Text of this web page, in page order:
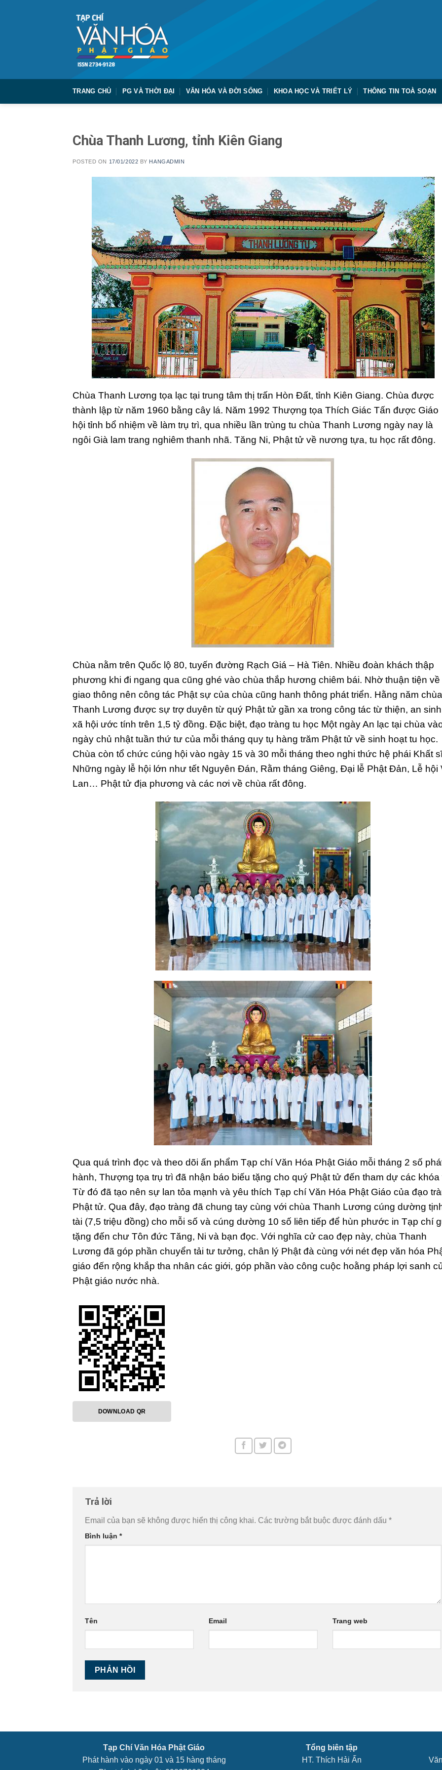
TRANG CHỦ PG VÀ THỜI ĐẠI VĂN HÓA VÀ ĐỜI SỐNG KHOA HỌC VÀ TRIẾT LÝ THÔNG TIN TOÀ SOẠN
Chùa Thanh Lương, tỉnh Kiên Giang
POSTED ON 17/01/2022 BY HANGADMIN
Chùa Thanh Lương tọa lạc tại trung tâm thị trấn Hòn Đất, tỉnh Kiên Giang. Chùa được
thành lập từ năm 1960 bằng cây lá. Năm 1992 Thượng tọa Thích Giác Tấn được Giáo
hội tỉnh bổ nhiệm về làm trụ trì, qua nhiều lần trùng tu chùa Thanh Lương ngày nay là
ngôi Già lam trang nghiêm thanh nhã. Tăng Ni, Phật tử về nương tựa, tu học rất đông.
Chùa nằm trên Quốc lộ 80, tuyến đường Rạch Giá – Hà Tiên. Nhiều đoàn khách thập
phương khi đi ngang qua cũng ghé vào chùa thắp hương chiêm bái. Nhờ thuận tiện về
giao thông nên công tác Phật sự của chùa cũng hanh thông phát triển. Hằng năm chùa
Thanh Lương được sự trợ duyên từ quý Phật tử gần xa trong công tác từ thiện, an sinh
xã hội ước tính trên 1,5 tỷ đồng. Đặc biệt, đạo tràng tu học Một ngày An lạc tại chùa
ngày chủ nhật tuần thứ tư của mỗi tháng quy tụ hàng trăm Phật tử về sinh hoạt tu học.
Chùa còn tổ chức cúng hội vào ngày 15 và 30 mỗi tháng theo nghi thức hệ phái Khất
Những ngày lễ hội lớn như tết Nguyên Đán, Rằm tháng Giêng, Đại lễ Phật Đản, Lễ hội
Lan… Phật tử địa phương và các nơi về chùa rất đông.
Qua quá trình đọc và theo dõi ấn phẩm Tạp chí Văn Hóa Phật Giáo mỗi tháng 2 số
hành, Thượng tọa trụ trì đã nhận báo biếu tặng cho quý Phật tử đến tham dự các khóa
Từ đó đã tạo nên sự lan tỏa mạnh và yêu thích Tạp chí Văn Hóa Phật Giáo của đạo
Phật tử. Qua đây, đạo tràng đã chung tay cùng với chùa Thanh Lương cúng dường
tài (7,5 triệu đồng) cho mỗi số và cúng dường 10 số liên tiếp để hùn phước in Tạp chí
tặng đến chư Tôn đức Tăng, Ni và bạn đọc. Với nghĩa cử cao đẹp này, chùa Thanh
Lương đã góp phần chuyển tải tư tưởng, chân lý Phật đà cùng với nét đẹp văn hóa
giáo đến rộng khắp tha nhân các giới, góp phần vào công cuộc hoằng pháp lợi sanh
Phật giáo nước nhà.
DOWNLOAD QR
Trả lời
Email của bạn sẽ không được hiển thị công khai. Các trường bắt buộc được đánh dấu *
Bình luận *
Tên Email Trang web
Tạp Chí Văn Hóa Phật Giáo
Phát hành vào ngày 01 và 15 hàng tháng
Tổng biên tập
HT. Thích Hải Ấn